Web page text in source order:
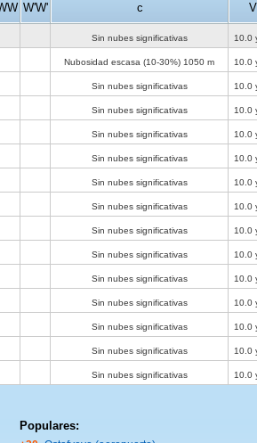
W'W' c
Sin nubes significativas 10.0
Nubosidad escasa (10-30%) 1050 m 10.0
Sin nubes significativas 10.0
Sin nubes significativas 10.0
Sin nubes significativas 10.0
Sin nubes significativas 10.0
Sin nubes significativas 10.0
Sin nubes significativas 10.0
Sin nubes significativas 10.0
Sin nubes significativas 10.0
Sin nubes significativas 10.0
Sin nubes significativas 10.0
Sin nubes significativas 10.0
Sin nubes significativas 10.0
Sin nubes significativas 10.0
Populares: